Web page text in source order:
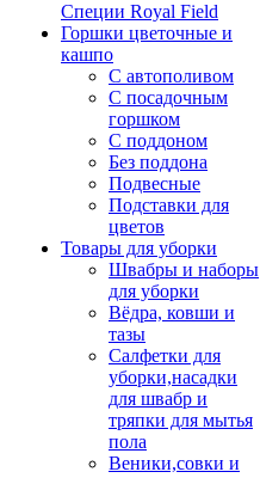
Специи Royal Field
Горшки цветочные и
кашпо
С автополивом
С посадочным
горшком
С поддоном
Без поддона
Подвесные
Подставки для
цветов
Товары для уборки
Швабры и наборы
для уборки
Вёдра, ковши и
тазы
Салфетки для
уборки,насадки
для швабр и
тряпки для мытья
пола
Веники,совки и